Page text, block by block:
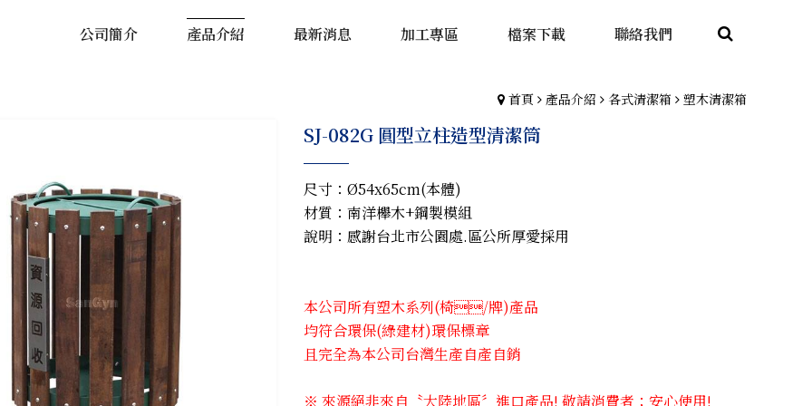
公司簡介 產品介紹 最新消息 加工專區 檔案下載 聯絡我們
首頁 產品介紹 各式清潔箱 塑木清潔箱
SJ-082G 圓型立柱造型清潔筒
尺寸：Ø54x65cm(本體)
材質：南洋櫸木+鋼製模組
說明：感謝台北市公園處.區公所厚愛採用
本公司所有塑木系列(椅​/牌)產品
均符合環保(綠建材)環保標章
且完全為本公司台灣生產自產自銷
※ 來源絕非來自〝大陸地區〞進口產品! 敬請消費者；安心使用!